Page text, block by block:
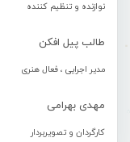
نوازنده و تنظیم کننده
طالب پیل افکن
مدیر اجرایی ، فعال هنری
مهدی بهرامی
کارگردان و تصویربردار